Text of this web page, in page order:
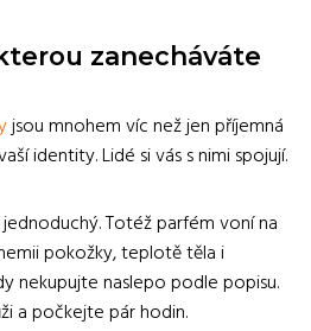
zanecháváte
jsou mnohem víc než jen příjemná
identity. Lidé si vás s nimi spojují.
Totéž parfém voní na
pokožky, teplotě těla i
nekupujte naslepo podle popisu.
a počkejte pár hodin.